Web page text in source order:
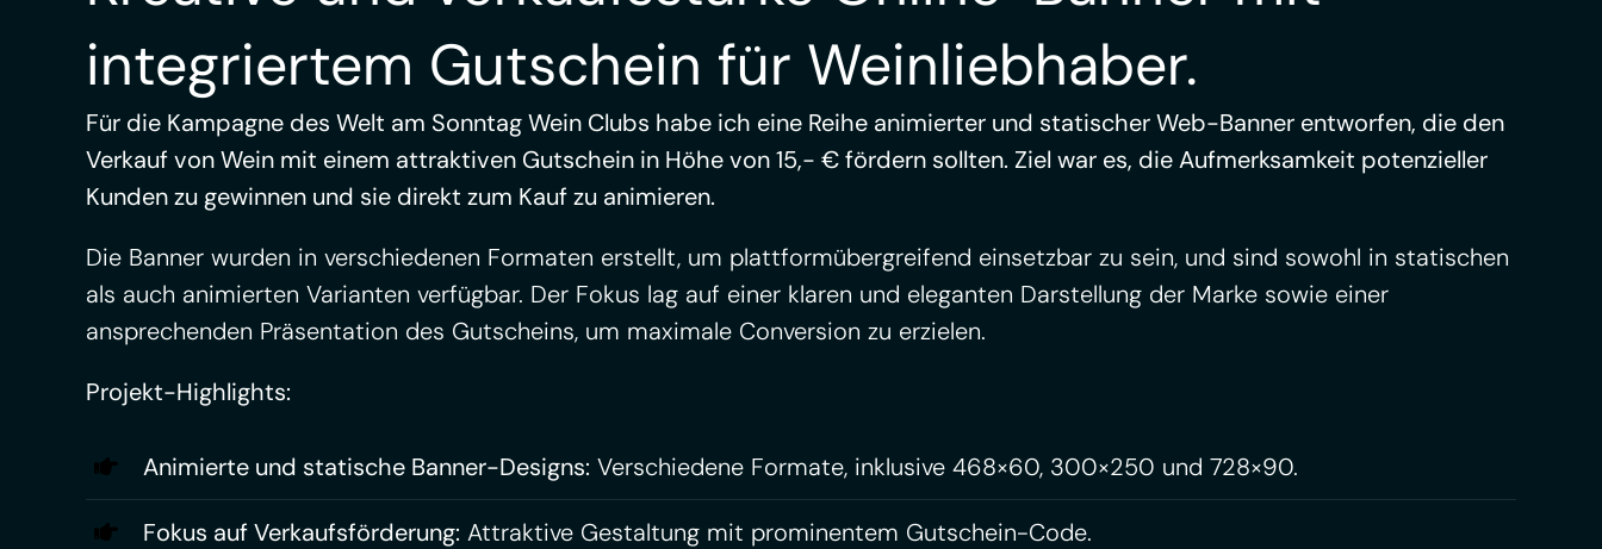
integriertem Gutschein für Weinliebhaber.
Für die Kampagne des Welt am Sonntag Wein Clubs habe ich eine Reihe animierter und statischer Web-Banner entworfen, die den
Verkauf von Wein mit einem attraktiven Gutschein in Höhe von 15,- € fördern sollten. Ziel war es, die Aufmerksamkeit potenzieller
Kunden zu gewinnen und sie direkt zum Kauf zu animieren.
Die Banner wurden in verschiedenen Formaten erstellt, um plattformübergreifend einsetzbar zu sein, und sind sowohl in statischen
als auch animierten Varianten verfügbar. Der Fokus lag auf einer klaren und eleganten Darstellung der Marke sowie einer
ansprechenden Präsentation des Gutscheins, um maximale Conversion zu erzielen.
Projekt-Highlights:
Animierte und statische Banner-Designs: Verschiedene Formate, inklusive 468×60, 300×250 und 728×90.
Fokus auf Verkaufsförderung: Attraktive Gestaltung mit prominentem Gutschein-Code.